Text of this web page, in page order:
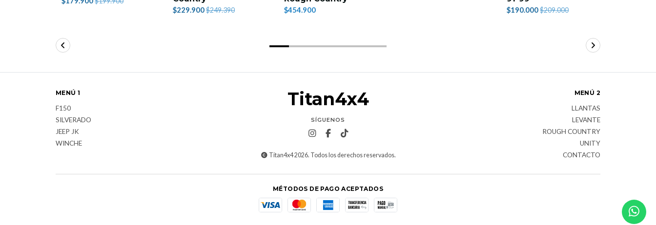
$229.900$249.390 $454.900 $190.000$209.000
Titan4x4
SÍGUENOS
Titan4x4 2026. Todos los derechos reservados.
MENÚ 1
F150
SILVERADO
JEEP JK
WINCHE
MENÚ 2
LLANTAS
LEVANTE
ROUGH COUNTRY
UNITY
CONTACTO
MÉTODOS DE PAGO ACEPTADOS